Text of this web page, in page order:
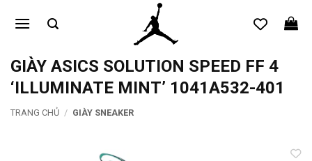
qua
dungGIÀY ASICS SOLUTION SPEED FF 4
‘ILLUMINATE MINT’ 1041A532-401
TRANG CHỦ / GIÀY SNEAKER